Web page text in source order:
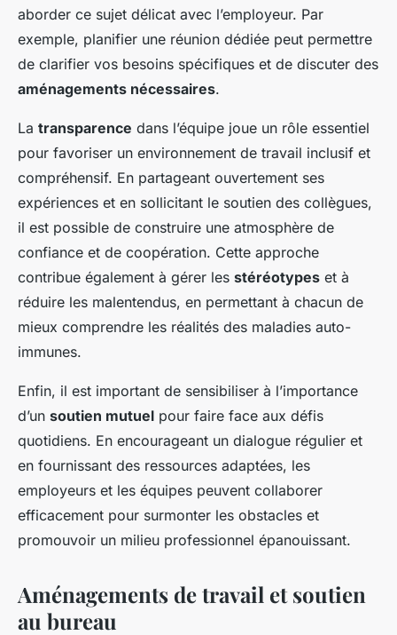
aborder ce sujet délicat avec l’employeur. Par
exemple, planifier une réunion dédiée peut permettre
de clarifier vos besoins spécifiques et de discuter des
aménagements nécessaires.
La transparence dans l’équipe joue un rôle essentiel
pour favoriser un environnement de travail inclusif et
compréhensif. En partageant ouvertement ses
expériences et en sollicitant le soutien des collègues,
il est possible de construire une atmosphère de
confiance et de coopération. Cette approche
contribue également à gérer les stéréotypes et à
réduire les malentendus, en permettant à chacun de
mieux comprendre les réalités des maladies auto-
immunes.
Enfin, il est important de sensibiliser à l’importance
d’un soutien mutuel pour faire face aux défis
quotidiens. En encourageant un dialogue régulier et
en fournissant des ressources adaptées, les
employeurs et les équipes peuvent collaborer
efficacement pour surmonter les obstacles et
promouvoir un milieu professionnel épanouissant.
Aménagements de travail et soutien
au bureau